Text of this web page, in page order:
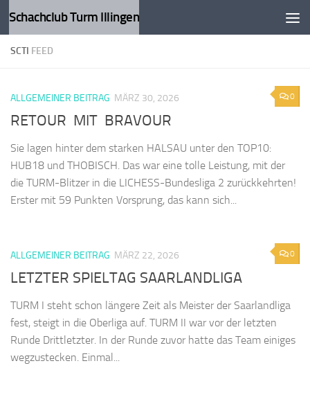
Zum Inhalt springen
Schachclub Turm Illingen
SCTI FEED
0
ALLGEMEINER BEITRAG MÄRZ 30, 2026
RETOUR MIT BRAVOUR
Sie lagen hinter dem starken HALSAU unter den TOP10:
HUB18 und THOBISCH. Das war eine tolle Leistung, mit der
die TURM-Blitzer in die LICHESS-Bundesliga 2 zurückkehrten!
Erster mit 59 Punkten Vorsprung, das kann sich...
0
ALLGEMEINER BEITRAG MÄRZ 22, 2026
LETZTER SPIELTAG SAARLANDLIGA
TURM I steht schon längere Zeit als Meister der Saarlandliga
fest, steigt in die Oberliga auf. TURM II war vor der letzten
Runde Drittletzter. In der Runde zuvor hatte das Team einiges
wegzustecken. Einmal...